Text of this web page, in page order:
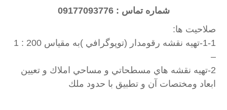
شماره تماس : 09177093776
صلاحیت ها:
1-1-تهيه نقشه رقومدار (توپوگرافي )به مقياس 200 : 1
–
2-تهيه نقشه هاي مسطحاتي و مساحي املاك و تعيين
ابعاد ومختصات آن و تطبيق با حدود ملك